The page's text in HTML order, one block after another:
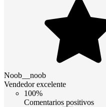
Noob__noob
Vendedor excelente
100%
Comentarios positivos